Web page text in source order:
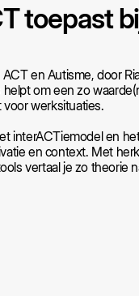
toepast
en Autisme, door
helpt om een zo
werksituaties.
interACTiemodel en het
en context. Met
vertaal je zo theorie